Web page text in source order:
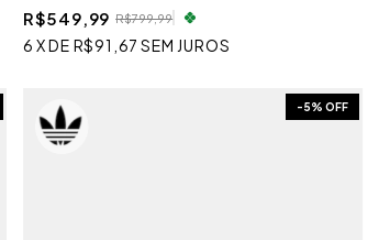
R$549,99 R$799,99
6 XDE R$91,67 SEM JUROS
-5% OFF